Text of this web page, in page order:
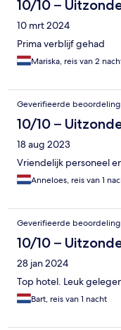
10/10 –
10 mrt 2024
Prima verblijf gehad
Mariska, reis van 2
Geverifieerde beoordeling
10/10 –
18 aug 2023
Vriendelijk personeel
Anneloes, reis van 1
Geverifieerde beoordeling
10/10 –
28 jan 2024
Top hotel. Leuk
Bart, reis van 1 nacht